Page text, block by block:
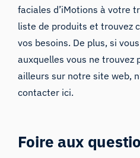
faciales d’iMotions à votre
liste de produits et trouvez
vos besoins. De plus, si
auxquelles vous ne trouvez
ailleurs sur notre site web,
contacter ici.
Foire aux